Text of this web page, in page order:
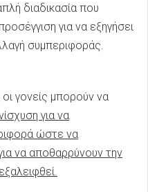
διαδικασία που
για να εξηγήσει
συμπεριφοράς.
οι γονείς μπορούν να
για να
ώστε να
να αποθαρρύνουν την